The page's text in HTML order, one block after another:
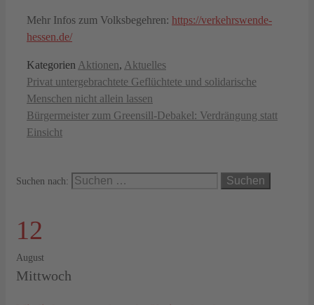
Mehr Infos zum Volksbegehren: https://verkehrswende-
hessen.de/
Kategorien Aktionen, Aktuelles
Privat untergebrachtete Geflüchtete und solidarische
Menschen nicht allein lassen
Bürgermeister zum Greensill-Debakel: Verdrängung statt
Einsicht
Suchen nach:
12
August
Mittwoch